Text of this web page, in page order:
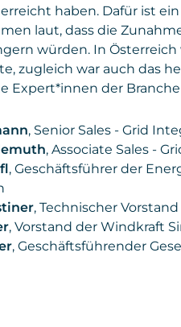
haben. Dafür ist
laut, dass die
würden. In
zugleich war auch das
Expert*innen der
, Senior Sales - Grid
, Associate Sales -
, Geschäftsführer der
, Technischer Vorstand
, Vorstand der Windkraft
, Geschäftsführender